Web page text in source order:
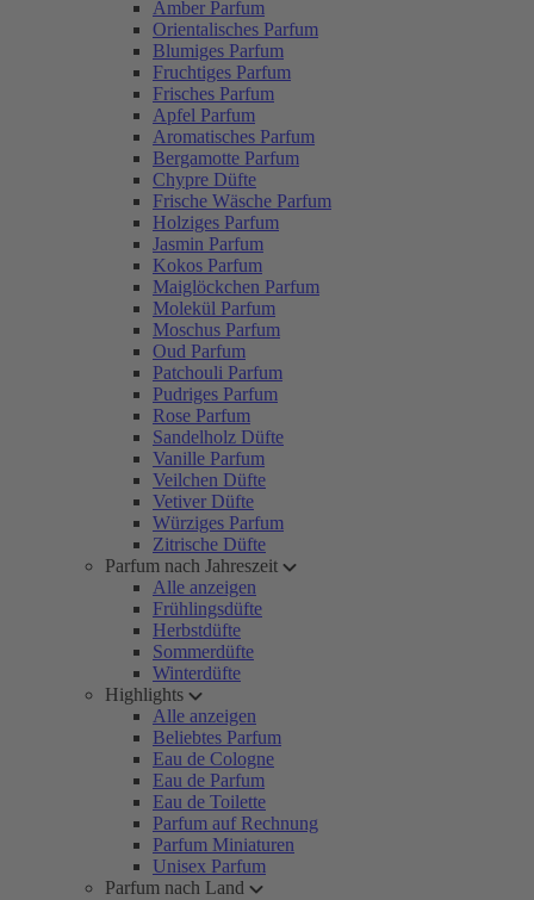
Amber Parfum
Orientalisches Parfum
Blumiges Parfum
Fruchtiges Parfum
Frisches Parfum
Apfel Parfum
Aromatisches Parfum
Bergamotte Parfum
Chypre Düfte
Frische Wäsche Parfum
Holziges Parfum
Jasmin Parfum
Kokos Parfum
Maiglöckchen Parfum
Molekül Parfum
Moschus Parfum
Oud Parfum
Patchouli Parfum
Pudriges Parfum
Rose Parfum
Sandelholz Düfte
Vanille Parfum
Veilchen Düfte
Vetiver Düfte
Würziges Parfum
Zitrische Düfte
Parfum nach Jahreszeit
Alle anzeigen
Frühlingsdüfte
Herbstdüfte
Sommerdüfte
Winterdüfte
Highlights
Alle anzeigen
Beliebtes Parfum
Eau de Cologne
Eau de Parfum
Eau de Toilette
Parfum auf Rechnung
Parfum Miniaturen
Unisex Parfum
Parfum nach Land